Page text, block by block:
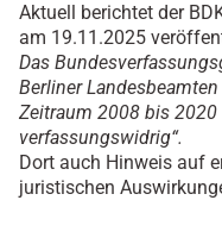
Aktuell berichtet der
am 19.11.2025
Das
Berliner
Zeitraum 2008 bis
verfassungswidrig“.
Dort auch Hinweis auf
juristischen